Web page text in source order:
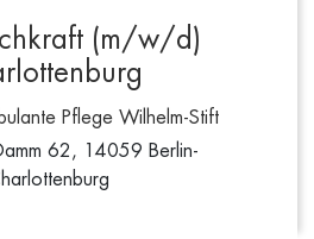
(m/w/d)
Pflege Wilhelm-Stift
62, 14059 Berlin-